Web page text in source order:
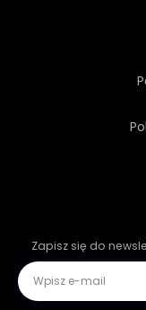
Zapisz się do